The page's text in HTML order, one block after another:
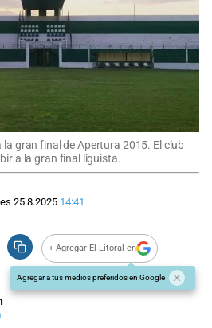
gran final de Apertura 2015. El club
a la gran final liguista.
25.8.2025 14:41
+ Agregar El Litoral en
Agregar a tus medios preferidos en Google